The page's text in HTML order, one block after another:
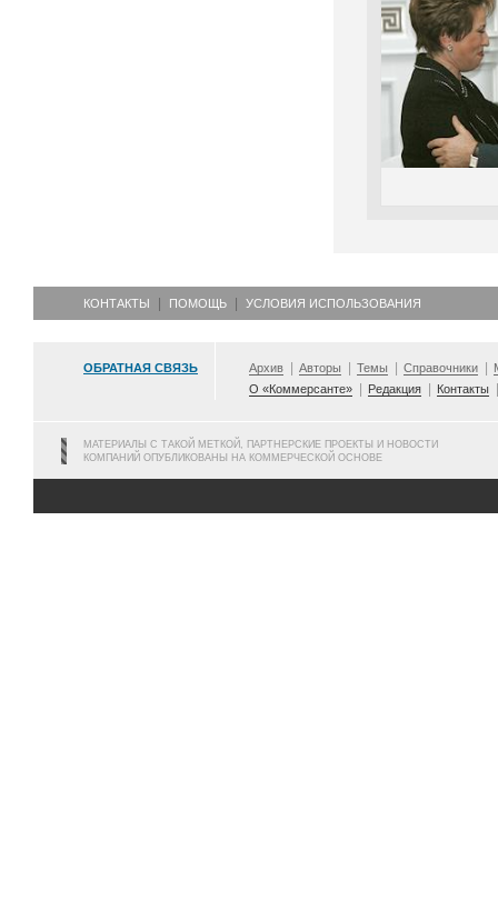
КОНТАКТЫ ПОМОЩЬ УСЛОВИЯ ИСПОЛЬЗОВАНИЯ
ОБРАТНАЯ СВЯЗЬ Архив Авторы Темы Справочники
О «Коммерсанте»
Редакция Контакты
МАТЕРИАЛЫ С ТАКОЙ МЕТКОЙ, ПАРТНЕРСКИЕ ПРОЕКТЫ И НОВОСТИ
КОМПАНИЙ ОПУБЛИКОВАНЫ НА КОММЕРЧЕСКОЙ ОСНОВЕ